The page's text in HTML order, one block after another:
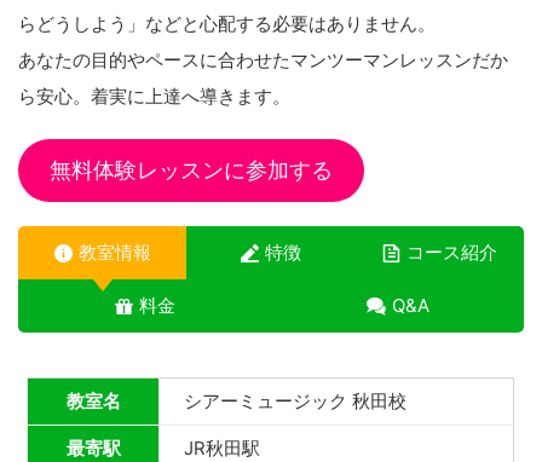
らどうしよう」などと心配する必要はありません。
あなたの目的やペースに合わせたマンツーマンレッスンだか
ら安心。着実に上達へ導きます。
無料体験レッスンに参加する
教室情報 特徴 コース紹介
料金 Q&A
教室名 シアーミュージック 秋田校
最寄駅 JR秋田駅